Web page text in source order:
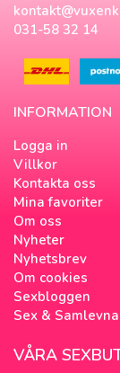
031-58 32 14
INFORMATION
Logga in
Villkor
Kontakta oss
Mina favoriter
Om oss
Nyheter
Nyhetsbrev
Om cookies
Sexbloggen
Sex &
VÅRA